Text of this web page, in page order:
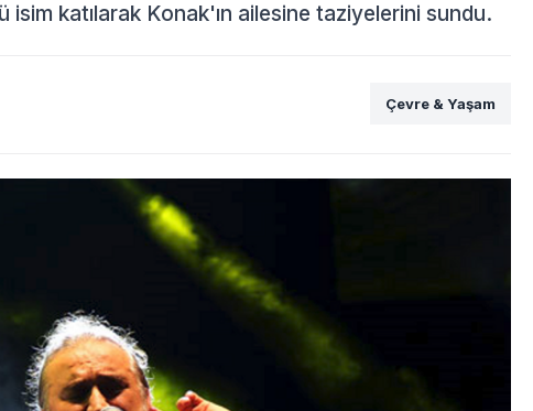
isim katılarak Konak'ın ailesine taziyelerini sundu.
Çevre & Yaşam